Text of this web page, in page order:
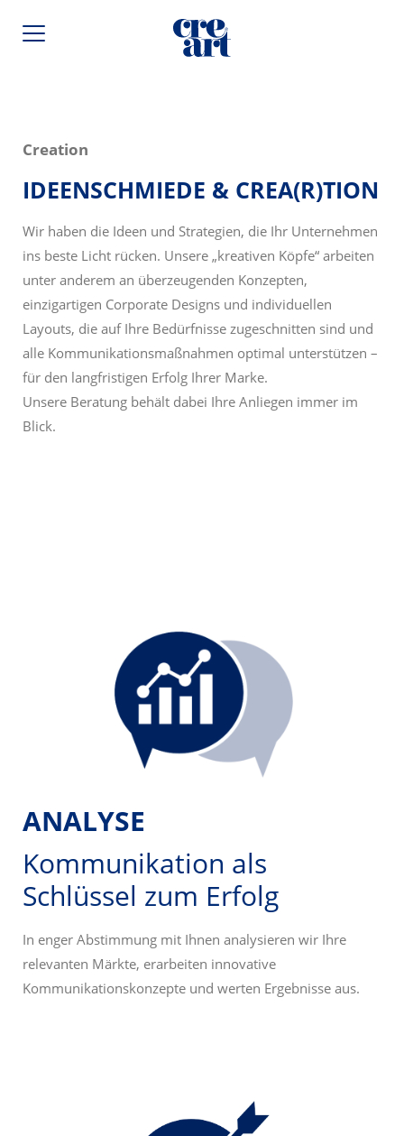
Creation
IDEENSCHMIEDE & CREA(R)TION
Wir haben die Ideen und Strategien, die Ihr Unternehmen
ins beste Licht rücken. Unsere „kreativen Köpfe“ arbeiten
unter anderem an überzeugenden Konzepten,
einzigartigen Corporate Designs und individuellen
Layouts, die auf Ihre Bedürfnisse zugeschnitten sind und
alle Kommunikationsmaßnahmen optimal unterstützen –
für den langfristigen Erfolg Ihrer Marke.
Unsere Beratung behält dabei Ihre Anliegen immer im
Blick.
ANALYSE
Kommunikation als
Schlüssel zum Erfolg
In enger Abstimmung mit Ihnen analysieren wir Ihre
relevanten Märkte, erarbeiten innovative
Kommunikationskonzepte und werten Ergebnisse aus.